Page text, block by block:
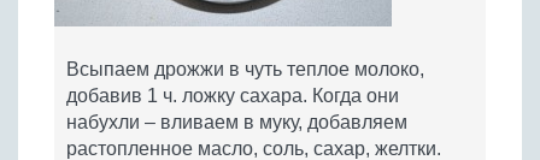
Всыпаем дрожжи в чуть теплое молоко,
добавив 1 ч. ложку сахара. Когда они
набухли – вливаем в муку, добавляем
растопленное масло, соль, сахар, желтки.